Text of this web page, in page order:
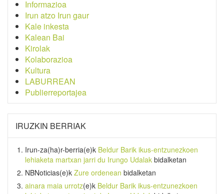
Informazioa
Irun atzo Irun gaur
Kale inkesta
Kalean Bai
Kirolak
Kolaborazioa
Kultura
LABURREAN
Publierreportajea
IRUZKIN BERRIAK
Irun-za(ha)r-berria(e)k Beldur Barik ikus-entzunezkoen
lehiaketa martxan jarri du Irungo Udalak bidalketan
NBNoticias(e)k Zure ordenean bidalketan
ainara maia urrotz(e)k Beldur Barik ikus-entzunezkoen